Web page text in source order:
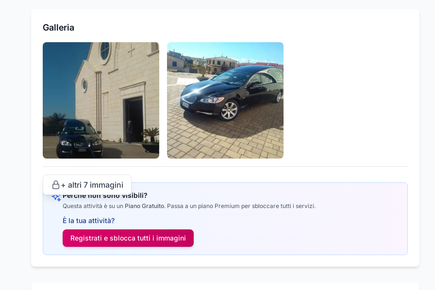
Galleria
+ altri 7 immagini
Perché non sono visibili?
Questa attività è su un Piano Gratuito. Passa a un piano Premium per sbloccare tutti i servizi.
È la tua attività?
Registrati e sblocca tutti i immagini